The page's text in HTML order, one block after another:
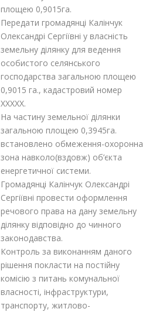
площею 0,9015га.
Передати громадянці Калінчук
Олександрі Сергіївні у власність
земельну ділянку для ведення
особистого селянського
господарства загальною площею
0,9015 га., кадастровий номер
XXXXX.
На частину земельної ділянки
загальною площею 0,3945га.
встановлено обмеження-охоронна
зона навколо(вздовж) об’єкта
енергетичної системи.
Громадянці Калінчук Олександрі
Сергіївні провести оформлення
речового права на дану земельну
ділянку відповідно до чинного
законодавства.
Контроль за виконанням даного
рішення покласти на постійну
комісію з питань комунальної
власності, інфраструктури,
транспорту, житлово-